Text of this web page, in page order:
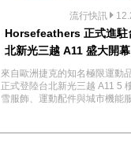
流行快訊
Horsefeathers 正式進駐
北新光三越 A11 盛大開幕
來自歐洲捷克的知名極限運動
正式登陸台北新光三越 A11 5
雪服飾、運動配件與城市機能